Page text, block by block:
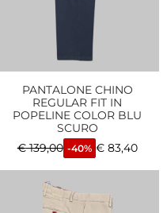
PANTALONE CHINO
REGULAR FIT IN
POPELINE COLOR BLU
SCURO
€139,00 -40% €83,40